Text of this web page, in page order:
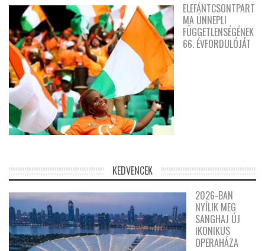
ELEFÁNTCSONTPART
MA ÜNNEPLI
FÜGGETLENSÉGÉNEK
66. ÉVFORDULÓJÁT
KEDVENCEK
2026-BAN
NYÍLIK MEG
SANGHAJ ÚJ
IKONIKUS
OPERAHÁZA